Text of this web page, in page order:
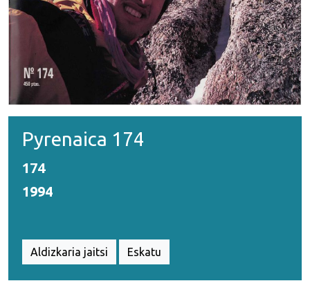
Pyrenaica 174
174
1994
Aldizkaria jaitsi Eskatu